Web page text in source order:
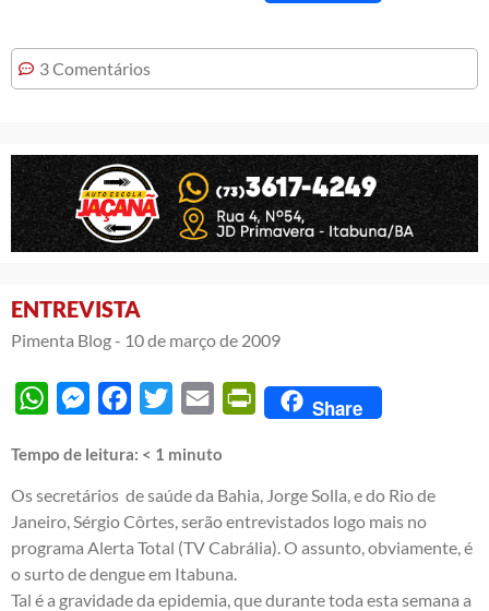
3 Comentários
ENTREVISTA
Pimenta Blog - 10 de março de 2009
WhatsAppMessengerFacebook
Twitter Email PrintFriendly
Share
Tempo de leitura: < 1 minuto
Os secretários de saúde da Bahia, Jorge Solla, e do Rio de
Janeiro, Sérgio Côrtes, serão entrevistados logo mais no
programa Alerta Total (TV Cabrália). O assunto, obviamente, é
o surto de dengue em Itabuna.
Tal é a gravidade da epidemia, que durante toda esta semana a